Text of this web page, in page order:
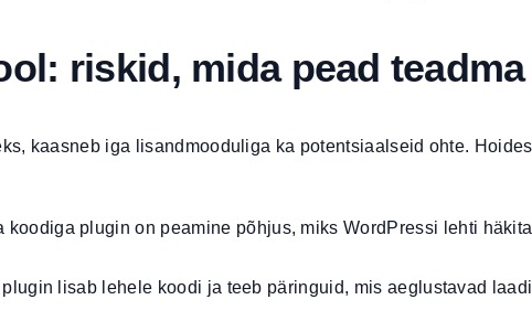
riskid, mida pead teadma
kaasneb iga lisandmooduliga ka potentsiaalseid ohte.
koodiga plugin on peamine põhjus, miks WordPressi lehti
plugin lisab lehele koodi ja teeb päringuid, mis aeglustavad